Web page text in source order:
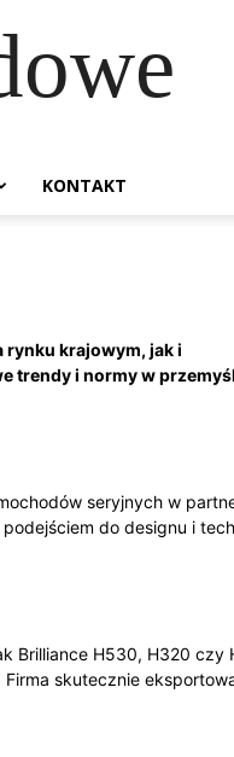
KONTAKT
rynku krajowym, jak i
trendy i normy w
seryjnych w
do designu i
Brilliance H530, H320 czy
skutecznie